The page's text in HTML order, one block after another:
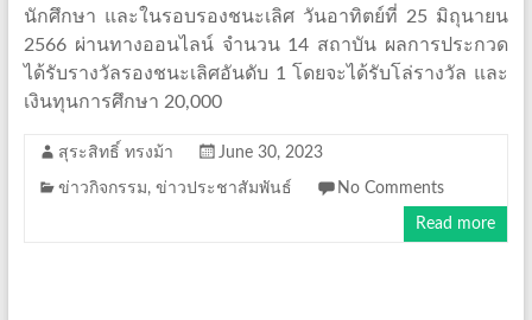
นักศึกษา และในรอบรองชนะเลิศ วันอาทิตย์ที่ 25 มิถุนายน
2566 ผ่านทางออนไลน์ จำนวน 14 สถาบัน ผลการประกวด
ได้รับรางวัลรองชนะเลิศอันดับ 1 โดยจะได้รับโล่รางวัล และ
เงินทุนการศึกษา 20,000
สุระสิทธิ์ ทรงม้า June 30, 2023
ข่าวกิจกรรม, ข่าวประชาสัมพันธ์ No Comments
Read more